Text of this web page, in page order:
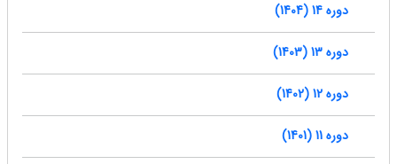
دوره 14 (1404)
دوره 13 (1403)
دوره 12 (1402)
دوره 11 (1401)